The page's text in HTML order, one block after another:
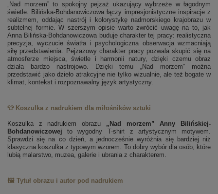
„Nad morzem” to spokojny pejzaż ukazujący wybrzeże w łagodnym
świetle. Bilińska-Bohdanowiczowa łączy impresjonistyczne inspiracje z
realizmem, oddając nastrój i kolorystykę nadmorskiego krajobrazu w
subtelnej formie. W szerszym opisie warto zwrócić uwagę na to, jak
Anna Bilińska-Bohdanowiczowa buduje charakter tej pracy: realistyczna
precyzja, wyczucie światła i psychologiczna obserwacja wzmacniają
siłę przedstawienia. Pejzażowy charakter pracy pozwala skupić się na
atmosferze miejsca, świetle i harmonii natury, dzięki czemu obraz
działa bardzo nastrojowo. Dzięki temu „Nad morzem” można
przedstawić jako dzieło atrakcyjne nie tylko wizualnie, ale też bogate w
klimat, kontekst i rozpoznawalny język artystyczny.
👕 Koszulka z nadrukiem dla miłośników sztuki
Koszulka z nadrukiem obrazu „Nad morzem” Anny Bilińskiej-
Bohdanowiczowej to wygodny T-shirt z artystycznym motywem.
Sprawdzi się na co dzień, a jednocześnie wyróżnia się bardziej niż
klasyczna koszulka z typowym wzorem. To dobry wybór dla osób, które
lubią malarstwo, muzea, galerie i ubrania z charakterem.
🖼️ Tytuł obrazu i autor pod nadrukiem